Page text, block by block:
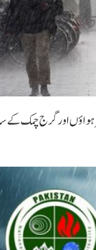
اور گرج چمک کے